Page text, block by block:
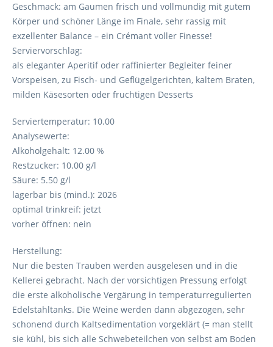
Geschmack: am Gaumen frisch und vollmundig mit gutem
Körper und schöner Länge im Finale, sehr rassig mit
exzellenter Balance – ein Crémant voller Finesse!
Serviervorschlag:
als eleganter Aperitif oder raffinierter Begleiter feiner
Vorspeisen, zu Fisch- und Geflügelgerichten, kaltem Braten,
milden Käsesorten oder fruchtigen Desserts
Serviertemperatur: 10.00
Analysewerte:
Alkoholgehalt: 12.00 %
Restzucker: 10.00 g/l
Säure: 5.50 g/l
lagerbar bis (mind.): 2026
optimal trinkreif: jetzt
vorher öffnen: nein
Herstellung:
Nur die besten Trauben werden ausgelesen und in die
Kellerei gebracht. Nach der vorsichtigen Pressung erfolgt
die erste alkoholische Vergärung in temperaturregulierten
Edelstahltanks. Die Weine werden dann abgezogen, sehr
schonend durch Kaltsedimentation vorgeklärt (= man stellt
sie kühl, bis sich alle Schwebeteilchen von selbst am Boden